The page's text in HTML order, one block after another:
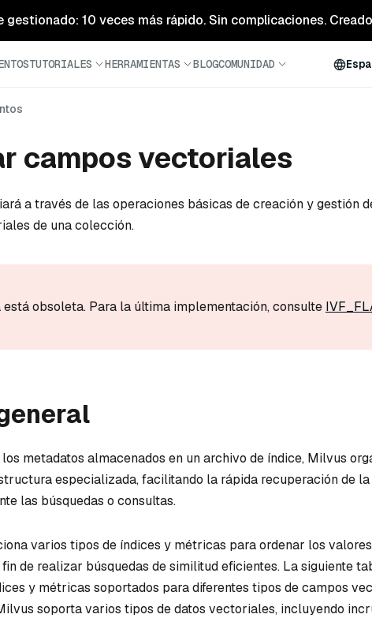
10 veces más rápido. Sin complicaciones. Creado
TUTORIALES HERRAMIENTAS BLOGCOMUNIDAD
campos vectoriales
a través de las operaciones básicas de creación y gestión
de una colección.
está obsoleta. Para la última implementación, consulte
metadatos almacenados en un archivo de índice, Milvus
especializada, facilitando la rápida recuperación de
las búsquedas o consultas.
varios tipos de índices y métricas para ordenar los
de realizar búsquedas de similitud eficientes. La siguiente
y métricas soportados para diferentes tipos de campos
soporta varios tipos de datos vectoriales, incluyendo